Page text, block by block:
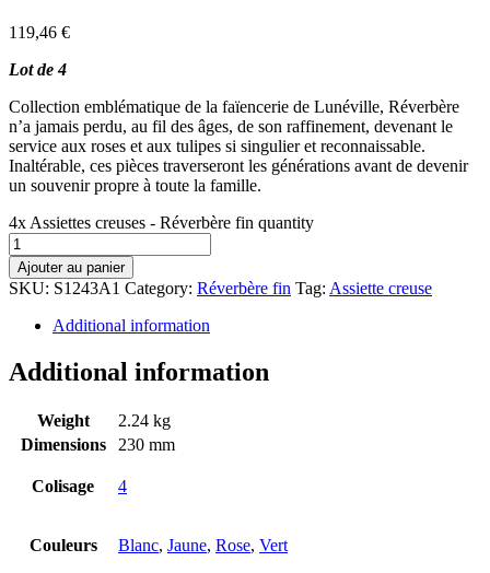
119,46 €
Lot de 4
Collection emblématique de la faïencerie de Lunéville, Réverbère
n’a jamais perdu, au fil des âges, de son raffinement, devenant le
service aux roses et aux tulipes si singulier et reconnaissable.
Inaltérable, ces pièces traverseront les générations avant de devenir
un souvenir propre à toute la famille.
4x Assiettes creuses - Réverbère fin quantity
Ajouter au panier
SKU: S1243A1 Category: Réverbère fin Tag: Assiette creuse
Additional information
Additional information
Weight
2.24 kg
Dimensions
230 mm
Colisage 4
Couleurs Blanc, Jaune, Rose, Vert